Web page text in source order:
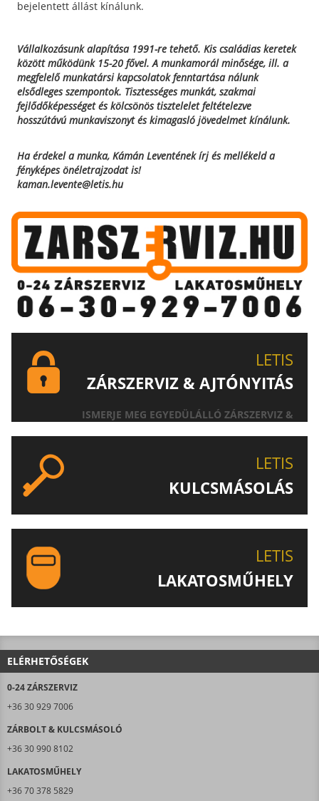
bejelentett állást kínálunk.
Vállalkozásunk alapítása 1991-re tehető. Kis családias keretek
között működünk 15-20 fővel. A munkamorál minősége, ill. a
megfelelő munkatársi kapcsolatok fenntartása nálunk
elsődleges szempontok. Tisztességes munkát, szakmai
fejlődőképességet és kölcsönös tisztelelet feltételezve
hosszútávú munkaviszonyt és kimagasló jövedelmet kínálunk.
Ha érdekel a munka, Kámán Leventének írj és mellékeld a
fényképes önéletrajzodat is!
kaman.levente@letis.hu
LETIS
ZÁRSZERVIZ & AJTÓNYITÁS
ISMERJE MEG EGYEDÜLÁLLÓ ZÁRSZERVIZ &
LETIS
KULCSMÁSOLÁS
LETIS
LAKATOSMŰHELY
ELÉRHETŐSÉGEK
0-24 ZÁRSZERVIZ
+36 30 929 7006
ZÁRBOLT & KULCSMÁSOLÓ
+36 30 990 8102
LAKATOSMŰHELY
+36 70 378 5829